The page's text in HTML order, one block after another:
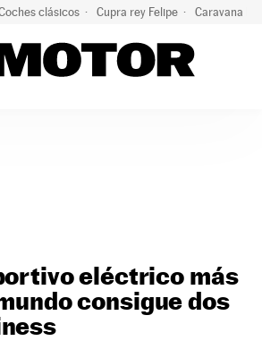
clásicos Cupra rey Felipe Caravana
eléctrico más
consigue dos